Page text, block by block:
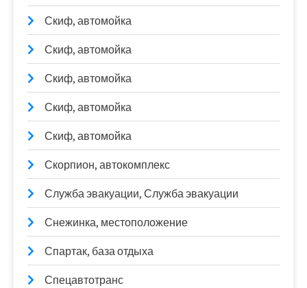
Скиф, автомойка
Скиф, автомойка
Скиф, автомойка
Скиф, автомойка
Скиф, автомойка
Скорпион, автокомплекс
Служба эвакуации, Служба эвакуации
Снежинка, местоположение
Спартак, база отдыха
Спецавтотранс